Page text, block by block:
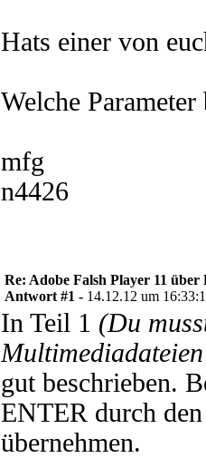
Hats einer von
Welche
mfg
n4426
Re: Adobe Falsh Player 11 über
Antwort #1 - 14.12.12 um
In Teil 1 (Du
gut beschrieben.
ENTER durch
übernehmen.